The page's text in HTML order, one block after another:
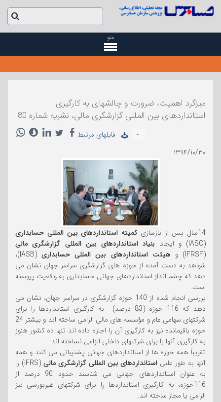
منو
میزگرد اهمیت، ضرورت و چالشهای به کارگیری
استانداردهای بین المللی گزارشگری مالی، نشریه شماره 80
-
فایلهای مرتبط
۱۳۹۴/۱۰/۳۰
14سال پس از بازسازی
کمیته استانداردهای بین المللی حسابداری
(IASC) و ایجاد
بنیاد استانداردهای بین المللی گزارشگری مالی
(IFRSF) و
هیئت استانداردهای بین المللی حسابداری
(IASB)،
شواهد به دست آمده از حوزه های گزارشگری سراسر جهان نشان می
دهد که چشم انداز استانداردهای جهانی حسابداری به واقعیت پیوسته
است.
بررسی انجام شده از 140 حوزه گزارشگری در سراسر جهان، نشان می
دهد که 116 حوزه (83 درصد) به کارگیری استانداردها را برای
شرکتهای سهامی عام و مؤسسه های مالی الزامی ساخته اند و بیشتر 24
حوزه باقیمانده نیز به کارگیری آن را اجازه داده اند تنها ده کشور هنوز
به کارگیری آنها را برای شرکتهای داخلی الزامی نساخته اند.
تقریباً همه حوزه ها از استانداردهای جهانی پشتیبانی می کنند و همه
آنها به طور علنی استانداردهای بین المللی گزارشگری مالی
(IFRS) را
به عنوان استانداردهای جهانی می شناسند حدود 90 درصد از
116حوزه، به کارگیری استانداردها را برای شرکتهای غیربورسی نیز
الزامی یا مجاز ساخته اند.